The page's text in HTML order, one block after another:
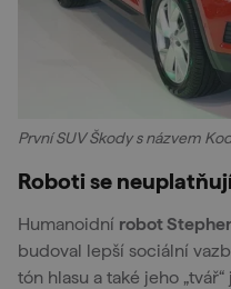
První SUV Škody s názvem
Roboti se
Humanoidní robot
budoval lepší sociální
tón hlasu a také jeho